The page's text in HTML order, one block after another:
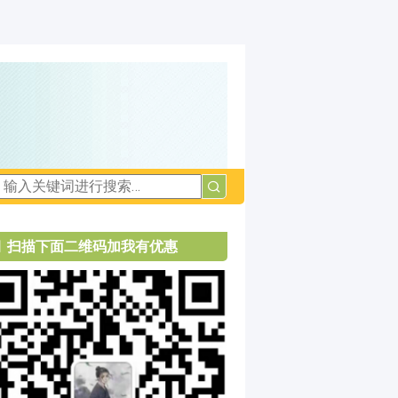
扫描下面二维码加我有优惠